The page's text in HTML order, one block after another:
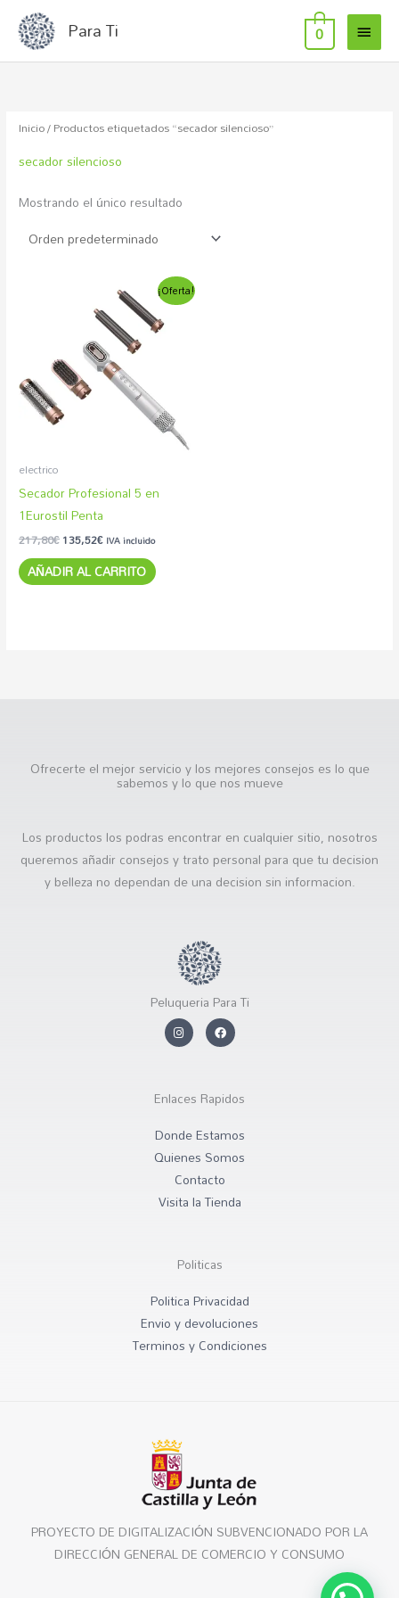
contenido
Para Ti 0
Inicio/ Productos etiquetados “secador silencioso”
secador silencioso
Mostrando el único resultado
¡Oferta!
electrico
Secador Profesional 5 en
1Eurostil Penta
217,80€
original
217,80€.
135,52€
precio
actual
es:
135,52€.
IVA incluido
AÑADIR AL CARRITO
Ofrecerte el mejor servicio y los mejores consejos es lo que
sabemos y lo que nos mueve
Los productos los podras encontrar en cualquier sitio, nosotros
queremos añadir consejos y trato personal para que tu decision
y belleza no dependan de una decision sin informacion.
Peluqueria Para Ti
In
s
ra
F
a
c
o
k
Enlaces Rapidos
Donde Estamos
Quienes Somos
Contacto
Visita la Tienda
Politicas
Politica Privacidad
Envio y devoluciones
Terminos y Condiciones
PROYECTO DE DIGITALIZACIÓN SUBVENCIONADO POR LA
DIRECCIÓN GENERAL DE COMERCIO Y CONSUMO